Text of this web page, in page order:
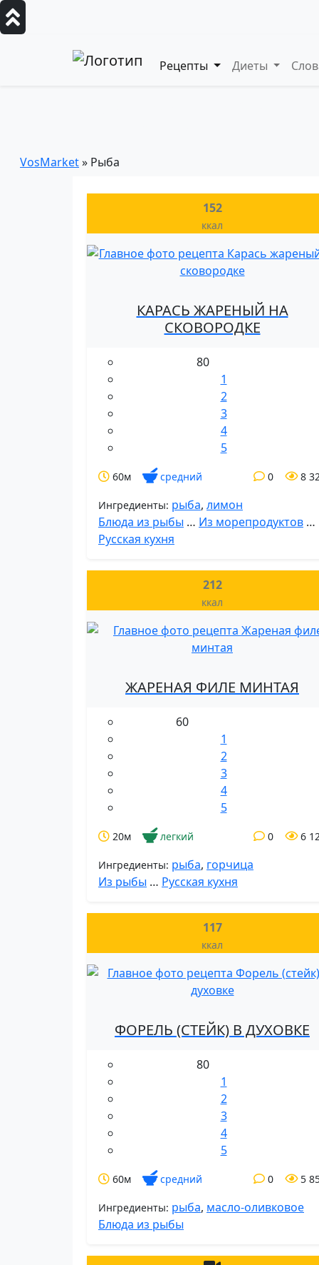
Рецепты Диеты
VosMarket» Рыба
152
ккал
КАРАСЬ ЖАРЕНЫЙ НА
СКОВОРОДКЕ
80
1
2
3
4
5
60м средний 8
0
Ингредиенты: рыба, лимон
Блюда из рыбы … Из морепродуктов …
Русская кухня
212
ккал
ЖАРЕНАЯ ФИЛЕ МИНТАЯ
60
1
2
3
4
5
20м легкий 6
0
Ингредиенты: рыба, горчица
Из рыбы … Русская кухня
117
ккал
ФОРЕЛЬ (СТЕЙК) В ДУХОВКЕ
80
1
2
3
4
5
60м средний 5
0
Ингредиенты: рыба, масло-оливковое
Блюда из рыбы